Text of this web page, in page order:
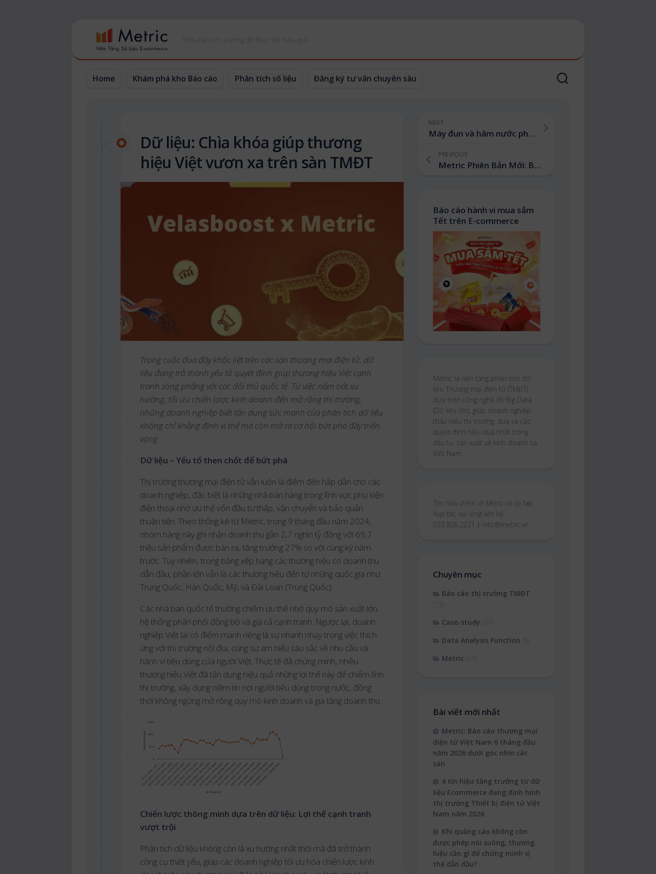
Home Khám phá kho Báo cáo Phân tích số liệu Đăng ký tư vấn chuyên sâu
Dữ liệu: Chìa khóa giúp thương
hiệu Việt vươn xa trên sàn TMĐT
Trong cuộc đua đầy khốc liệt trên các sàn thương mại điện tử, dữ
liệu đang trở thành yếu tố quyết định giúp thương hiệu Việt cạnh
tranh sòng phẳng với các đối thủ quốc tế. Từ việc nắm bắt xu
hướng, tối ưu chiến lược kinh doanh đến mở rộng thị trường,
những doanh nghiệp biết tận dụng sức mạnh của phân tích dữ liệu
không chỉ khẳng định vị thế mà còn mở ra cơ hội bứt phá đầy triển
vọng.
Dữ liệu – Yếu tố then chốt để bứt phá
Thị trường thương mại điện tử vẫn luôn là điểm đến hấp dẫn cho các
doanh nghiệp, đặc biệt là những nhà bán hàng trong lĩnh vực phụ kiện
điện thoại nhờ ưu thế vốn đầu tư thấp, vận chuyển và bảo quản
thuận tiện. Theo thống kê từ Metric, trong 9 tháng đầu năm 2024,
nhóm hàng này ghi nhận doanh thu gần 2,7 nghìn tỷ đồng với 69,7
triệu sản phẩm được bán ra, tăng trưởng 27% so với cùng kỳ năm
trước. Tuy nhiên, trong bảng xếp hạng các thương hiệu có doanh thu
dẫn đầu, phần lớn vẫn là các thương hiệu đến từ những quốc gia như
Trung Quốc, Hàn Quốc, Mỹ, và Đài Loan (Trung Quốc).
Các nhà bán quốc tế thường chiếm ưu thế nhờ quy mô sản xuất lớn,
hệ thống phân phối đồng bộ và giá cả cạnh tranh. Ngược lại, doanh
nghiệp Việt lại có điểm mạnh riêng là sự nhanh nhạy trong việc thích
ứng với thị trường nội địa, cùng sự am hiểu sâu sắc về nhu cầu và
hành vi tiêu dùng của người Việt. Thực tế đã chứng minh, nhiều
thương hiệu Việt đã tận dụng hiệu quả những lợi thế này để chiếm lĩnh
thị trường, xây dựng niềm tin nơi người tiêu dùng trong nước, đồng
thời không ngừng mở rộng quy mô kinh doanh và gia tăng doanh thu.
Chiến lược thông minh dựa trên dữ liệu: Lợi thế cạnh tranh
vượt trội
Phân tích dữ liệu không còn là xu hướng nhất thời mà đã trở thành
công cụ thiết yếu, giúp các doanh nghiệp tối ưu hóa chiến lược kinh
NEXT
Máy đun và hâm nước pha sữa cầm tay – Ngành hàng đang bùng nổ trên sàn TMĐT
PREVIOUS
Metric Phiên Bản Mới: Bước Đột Phá Trong Phân Tích Dữ Liệu
Báo cáo hành vi mua sắm
Tết trên E-commerce
Metric là nền tảng phân tích dữ
liệu Thương mại điện tử (TMĐT)
dựa trên công nghệ lõi Big Data
(Dữ liệu lớn), giúp doanh nghiệp
thấu hiểu thị trường, đưa ra các
quyết định hiệu quả nhất trong
đầu tư, sản xuất và kinh doanh tại
Việt Nam.
Tìm hiểu thêm về Metric và cơ hội
hợp tác, vui lòng liên hệ:
033.806.2221 | info@metric.vn
Chuyên mục
Báo cáo thị trường TMĐT
Case-study
Data Analysis Function
Metric
Bài viết mới nhất
Metric: Báo cáo thương mại
điện tử Việt Nam 6 tháng đầu
năm 2026 dưới góc nhìn các
sàn
4 tín hiệu tăng trưởng từ dữ
liệu Ecommerce đang định hình
thị trường Thiết bị điện tử Việt
Nam năm 2026
Khi quảng cáo không còn
được phép nói suông, thương
hiệu cần gì để chứng minh vị
thế dẫn đầu?